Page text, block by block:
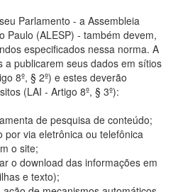
Parlamento - a Assembleia
Paulo (ALESP) - também devem,
especificados nessa norma. A
a publicarem seus dados em sítios
8º, § 2º) e estes deverão
(LAI - Artigo 8º, § 3º):
de pesquisa de conteúdo;
por via eletrônica ou telefônica
o site;
o download das informações em
e texto);